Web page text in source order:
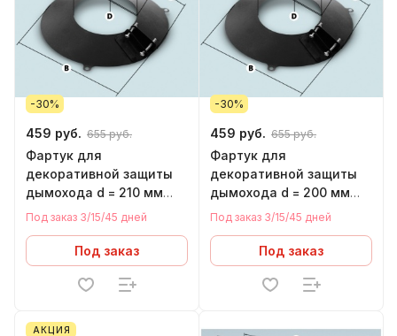
-30%
459 руб. 655 руб.
Фартук для
декоративной защиты
дымохода d = 210 мм
AGNI ЭМАЛИРОВАННЫЙ
Под заказ 3/15/45 дней
Под заказ
-30%
459 руб. 655 руб.
Фартук для
декоративной защиты
дымохода d = 200 мм
AGNI ЭМАЛИРОВАННЫЙ
Под заказ 3/15/45 дней
Под заказ
АКЦИЯ